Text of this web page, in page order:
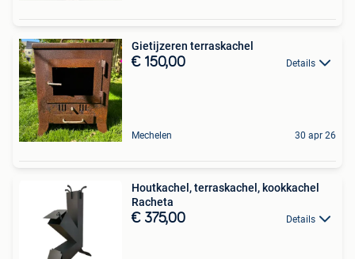
Gietijzeren terraskachel
€ 150,00 Details
Mechelen 30 apr 26
Houtkachel, terraskachel, kookkachel
Racheta
€ 375,00 Details